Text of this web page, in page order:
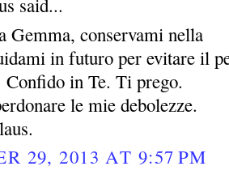
Gemma, conservami nella
in futuro per evitare il
Confido in Te. Ti prego.
le mie debolezze.
29, 2013 AT 9:57 PM